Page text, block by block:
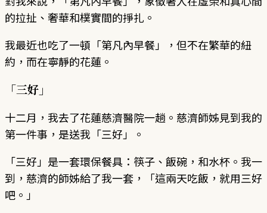
的拉扯、奢華和樸實間的掙扎。
我最近也吃了一頓「第凡內早餐」，但不在繁華的紐
約，而在寧靜的花蓮。
「三好」
十二月，我去了花蓮慈濟醫院一趟。慈濟師姊見到我的
第一件事，是送我「三好」。
「三好」是一套環保餐具：筷子、飯碗，和水杯。我一
到，慈濟的師姊給了我一套，「這兩天吃飯，就用三好
吧。」